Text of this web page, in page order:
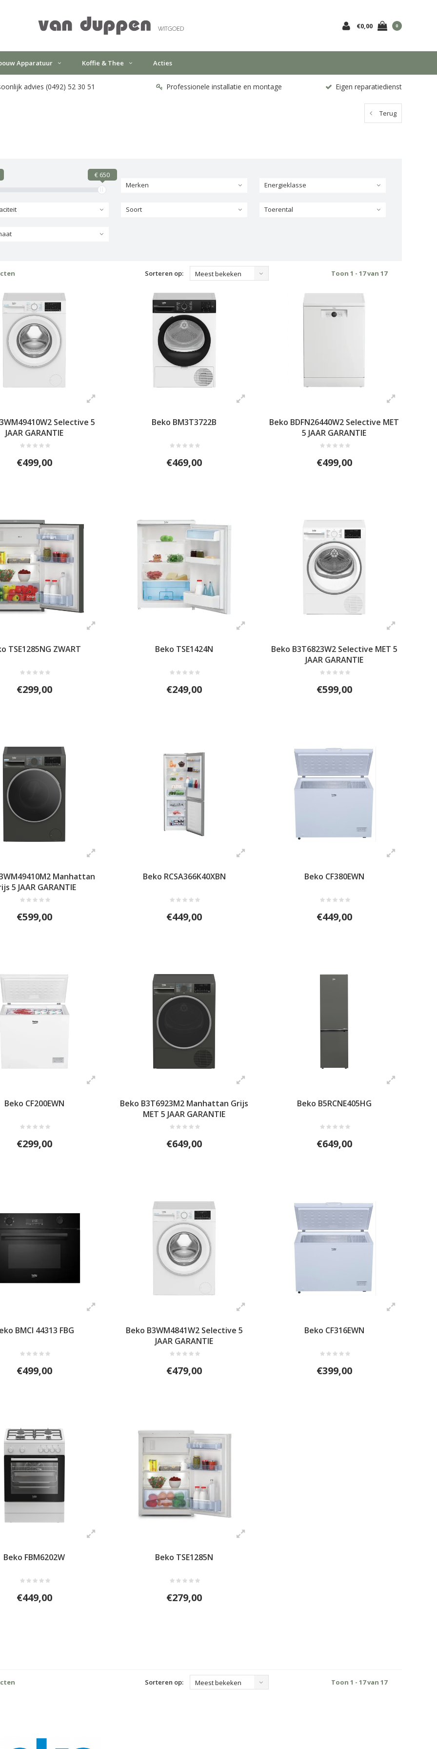
€0,00 0
Apparatuur Koffie & Thee Acties
advies (0492) 52 30 51 Professionele installatie en montage Eigen reparatiedienst
Terug
€ 650
Merken
Energieklasse
Soort Toerental
Sorteren op: Meest bekeken Toon 1 - 17 van 17
Selective 5
JAAR GARANTIE
€499,00
Beko BM3T3722B
€469,00
Beko BDFN26440W2 Selective MET
5 JAAR GARANTIE
€499,00
TSE1285NG ZWART
€299,00
Beko TSE1424N
€249,00
Beko B3T6823W2 Selective MET 5
JAAR GARANTIE
€599,00
Manhattan
5 JAAR GARANTIE
€599,00
Beko RCSA366K40XBN
€449,00
Beko CF380EWN
€449,00
Beko CF200EWN
€299,00
Beko B3T6923M2 Manhattan Grijs
MET 5 JAAR GARANTIE
€649,00
Beko B5RCNE405HG
€649,00
BMCI 44313 FBG
€499,00
Beko B3WM4841W2 Selective 5
JAAR GARANTIE
€479,00
Beko CF316EWN
€399,00
Beko FBM6202W
€449,00
Beko TSE1285N
€279,00
Sorteren op: Meest bekeken Toon 1 - 17 van 17